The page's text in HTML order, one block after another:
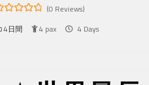
(0 Reviews)
4日間
4 pax 4 Days